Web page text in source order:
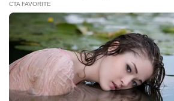
CTA FAVORITE